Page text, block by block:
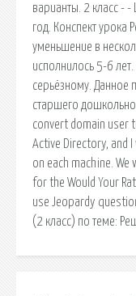
варианты. 2 класс -
год. Конспект урока
уменьшение в
исполнилось 5-6
серьёзному. Данное
старшего
convert domain user
Active Directory, and
on each machine.
for the Would Your
use Jeopardy
(2 класс) по теме: